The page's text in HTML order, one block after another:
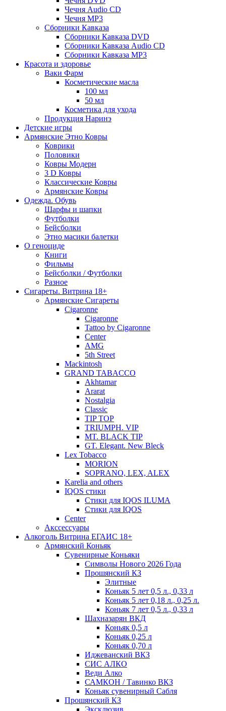
Чечня Audio CD
Чечня MP3
Сборники Кавказа
Сборники Кавказа DVD
Сборники Кавказа Audio CD
Сборники Кавказа MP3
Красота и здоровье
Ваки Фарм
Косметические масла
100 мл
50 мл
Косметика для ухода
Продукция Наринэ
Детские игры
Армянские Этно Ковры
Коврики
Половики
Ковры Модерн
3 D Ковры
Классические Ковры
Армянские Ковры
Одежда. Обувь
Шарфы и шапки
Футболки
Бейсболки
Этно масики балетки
О геноциде
Книги
Фильмы
Бейсболки / Футболки
Разное
Сигареты. Витрина 18+
Армянские Сигареты
Cigaronne
Cigaronne
Tattoo by Cigaronne
Center
AMG
5th Street
Mackintosh
GRAND TABACCO
Akhtamar
Ararat
Nostalgia
Classic
TIP TOP
TRIUMPH. VIP
MT. BLACK TIP
GT. Elegant. New Bleck
Lex Tobacco
MORION
SOPRANO, LEX, ALEX
Karelia and others
IQOS стики
Стики для IQOS ILUMA
Стики для IQOS
Сenter
Акссессуары
Алкоголь Витрина ЕГАИС 18+
Армянский Коньяк
Сувенирные Коньяки
Символы Нового 2026 Года
Прошянский КЗ
Элитные
Коньяк 5 лет 0,5 л., 0,33 л
Коньяк 5 лет 0,18 л., 0,25 л.
Коньяк 7 лет 0,5 л., 0,33 л
Шахназарян ВКД
Коньяк 0,5 л
Коньяк 0,25 л
Коньяк 0,70 л
Иджеванский ВКЗ
СИС АЛКО
Веди Алко
САМКОН / Тавинко ВКЗ
Коньяк сувенирный Сабля
Прошянский КЗ
Эксклюзив